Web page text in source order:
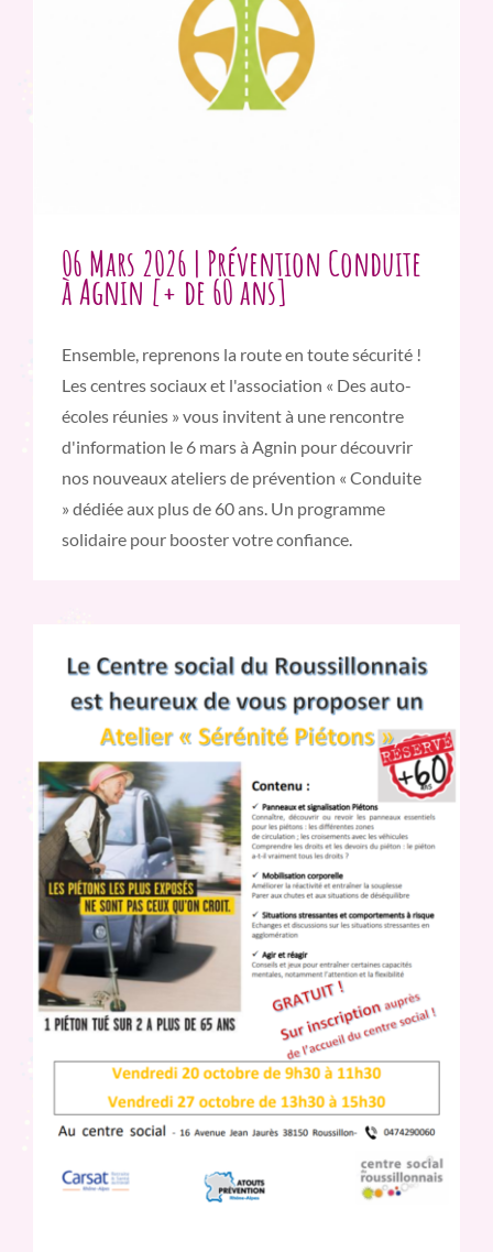
06 Mars 2026 | Prévention Conduite
à Agnin [+ de 60 ans]
Ensemble, reprenons la route en toute sécurité !
Les centres sociaux et l'association « Des auto-
écoles réunies » vous invitent à une rencontre
d'information le 6 mars à Agnin pour découvrir
nos nouveaux ateliers de prévention « Conduite
» dédiée aux plus de 60 ans. Un programme
solidaire pour booster votre confiance.